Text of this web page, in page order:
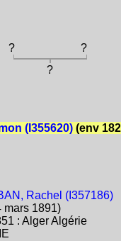
?
?
?
(I355620)(env
Rachel (I357186)
mars 1891)
: Alger Algérie